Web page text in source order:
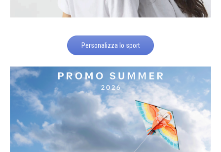
Personalizza lo sport